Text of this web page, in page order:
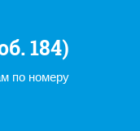
184)
по номеру